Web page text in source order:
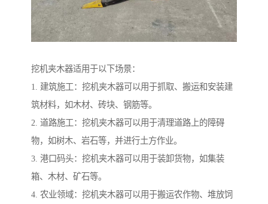
挖机夹木器适用于以下场景：
1. 建筑施工：挖机夹木器可以用于抓取、搬运和安装建
筑材料，如木材、砖块、钢筋等。
2. 道路施工：挖机夹木器可以用于清理道路上的障碍
物，如树木、岩石等，并进行土方作业。
3. 港口码头：挖机夹木器可以用于装卸货物，如集装
箱、木材、矿石等。
4. 农业领域：挖机夹木器可以用于搬运农作物、堆放饲